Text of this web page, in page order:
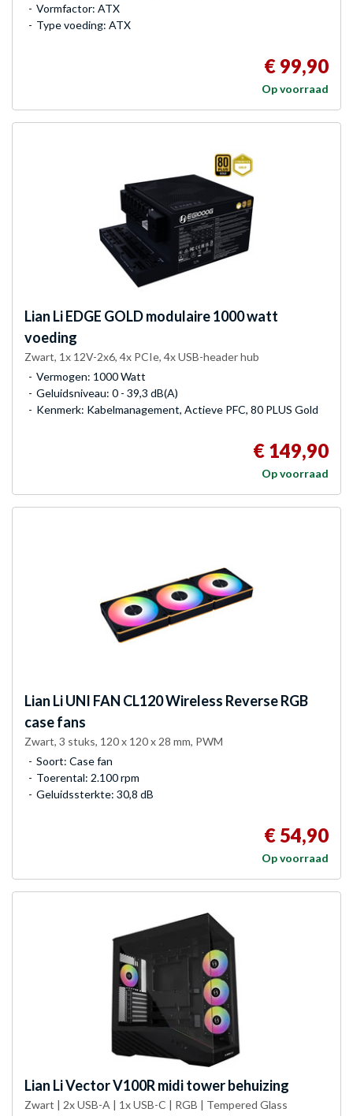
Vormfactor: ATX
Type voeding: ATX
€ 99,90
Op voorraad
Lian LiEDGE GOLD modulaire 1000 watt
voeding
Zwart, 1x 12V-2x6, 4x PCIe, 4x USB-header hub
Vermogen: 1000 Watt
Geluidsniveau: 0 - 39,3 dB(A)
Kenmerk: Kabelmanagement, Actieve PFC, 80 PLUS Gold
€ 149,90
Op voorraad
Lian LiUNI FAN CL120 Wireless Reverse RGB
case fans
Zwart, 3 stuks, 120 x 120 x 28 mm, PWM
Soort: Case fan
Toerental: 2.100 rpm
Geluidssterkte: 30,8 dB
€ 54,90
Op voorraad
Lian LiVector V100R midi tower behuizing
Zwart | 2x USB-A | 1x USB-C | RGB | Tempered Glass